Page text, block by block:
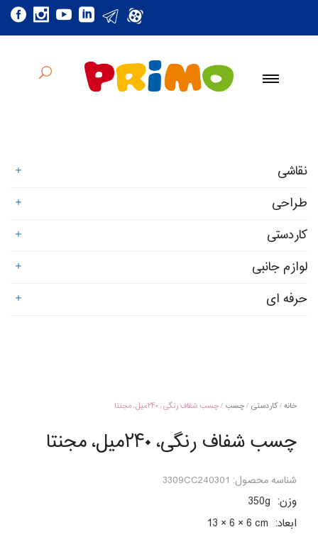
خانه/کاردستی /چسب / چسب شفاف رنگی، ۲۴۰میل، مجنتا
چسب شفاف رنگی، ۲۴۰میل، مجنتا
شناسه محصول: 3309CC240301
وزن: 350g
ابعاد: 13 × 6 × 6 cm
نقاشی
طراحی
کاردستی
لوازم جانبی
حرفه ای